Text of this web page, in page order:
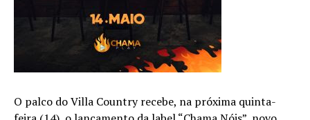
O palco do Villa Country recebe, na próxima quinta-